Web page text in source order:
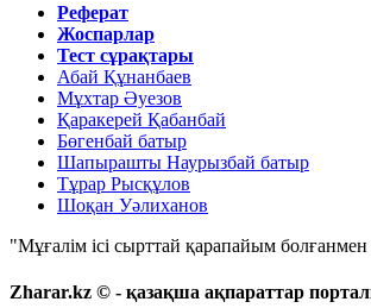
Реферат
Жоспарлар
Тест сұрақтары
Абай Құнанбаев
Мұхтар Әуезов
Қаракерей Қабанбай
Бөгенбай батыр
Шапырашты Наурызбай батыр
Тұрар Рысқұлов
Шоқан Уәлиханов
"Мұғалім ісі сырттай қарапайым болғанмен
Zharar.kz © - қазақша ақпараттар